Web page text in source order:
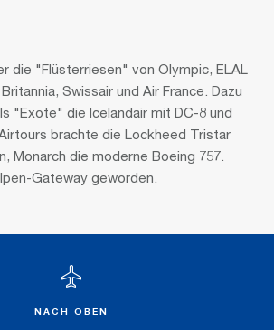
die "Flüsterriesen" von Olympic, ELAL
Swissair und Air France. Dazu
"Exote" die Icelandair mit DC-8 und
brachte die Lockheed Tristar
Monarch die moderne Boeing 757.
Gateway geworden.
NACH OBEN